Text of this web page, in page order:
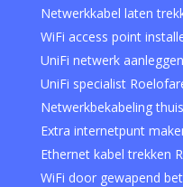
Netwerkkabel laten
WiFi access point
UniFi netwerk
UniFi specialist
Netwerkbekabeling
Extra internetpunt
Ethernet kabel trekken
WiFi door gewapend